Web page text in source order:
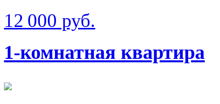
12 000 руб.
1-комнатная квартира